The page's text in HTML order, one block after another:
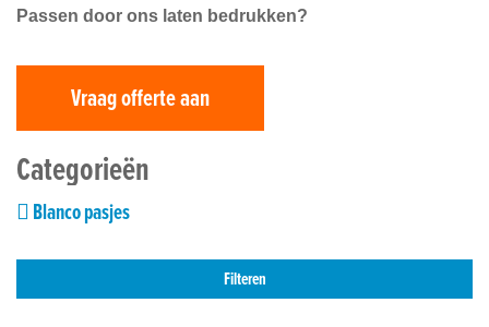
Passen door ons laten bedrukken?
Vraag offerte aan
Categorieën
Blanco pasjes
Filteren